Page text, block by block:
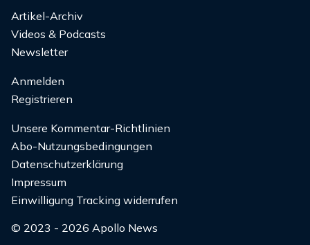
Artikel-Archiv
Videos & Podcasts
Newsletter
Anmelden
Registrieren
Unsere Kommentar-Richtlinien
Abo-Nutzungsbedingungen
Datenschutzerklärung
Impressum
Einwilligung Tracking widerrufen
© 2023 - 2026 Apollo News